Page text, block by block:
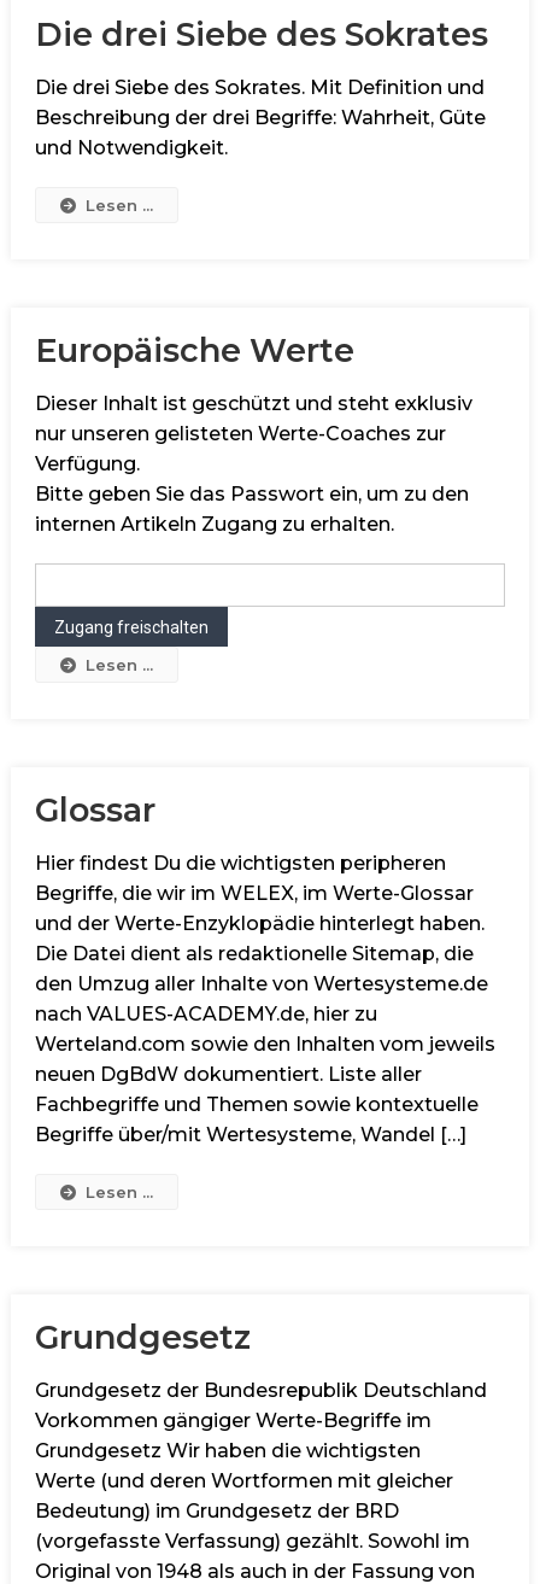
Die drei Siebe des Sokrates
Die drei Siebe des Sokrates. Mit Definition und
Beschreibung der drei Begriffe: Wahrheit, Güte
und Notwendigkeit.
Lesen ...
Europäische Werte
Dieser Inhalt ist geschützt und steht exklusiv
nur unseren gelisteten Werte-Coaches zur
Verfügung.
Bitte geben Sie das Passwort ein, um zu den
internen Artikeln Zugang zu erhalten.
Lesen ...
Glossar
Hier findest Du die wichtigsten peripheren
Begriffe, die wir im WELEX, im Werte-Glossar
und der Werte-Enzyklopädie hinterlegt haben.
Die Datei dient als redaktionelle Sitemap, die
den Umzug aller Inhalte von Wertesysteme.de
nach VALUES-ACADEMY.de, hier zu
Werteland.com sowie den Inhalten vom jeweils
neuen DgBdW dokumentiert. Liste aller
Fachbegriffe und Themen sowie kontextuelle
Begriffe über/mit Wertesysteme, Wandel […]
Lesen ...
Grundgesetz
Grundgesetz der Bundesrepublik Deutschland
Vorkommen gängiger Werte-Begriffe im
Grundgesetz Wir haben die wichtigsten
Werte (und deren Wortformen mit gleicher
Bedeutung) im Grundgesetz der BRD
(vorgefasste Verfassung) gezählt. Sowohl im
Original von 1948 als auch in der Fassung von